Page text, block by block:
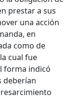
prestar a sus
una acción
en
como de
cual fue
forma indicó
deberían